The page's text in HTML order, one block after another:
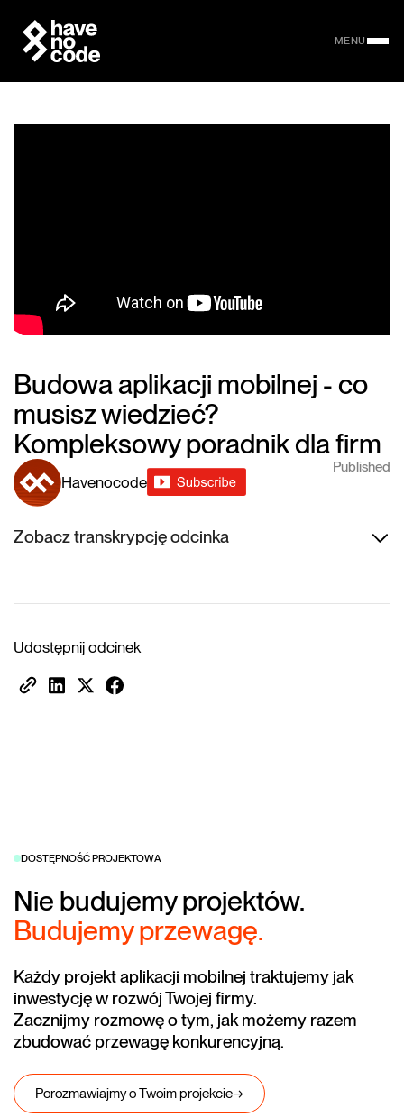
MENU
Budowa aplikacji mobilnej - co
musisz wiedzieć?
Kompleksowy poradnik dla firm
Havenocode
Published
Zobacz transkrypcję odcinka
Udostępnij odcinek
DOSTĘPNOŚĆ PROJEKTOWA
Nie budujemy projektów.
Budujemy przewagę.
Każdy projekt aplikacji mobilnej traktujemy jak
inwestycję w rozwój Twojej firmy.
Zacznijmy rozmowę o tym, jak możemy razem
zbudować przewagę konkurencyjną.
Porozmawiajmy o Twoim projekcie→